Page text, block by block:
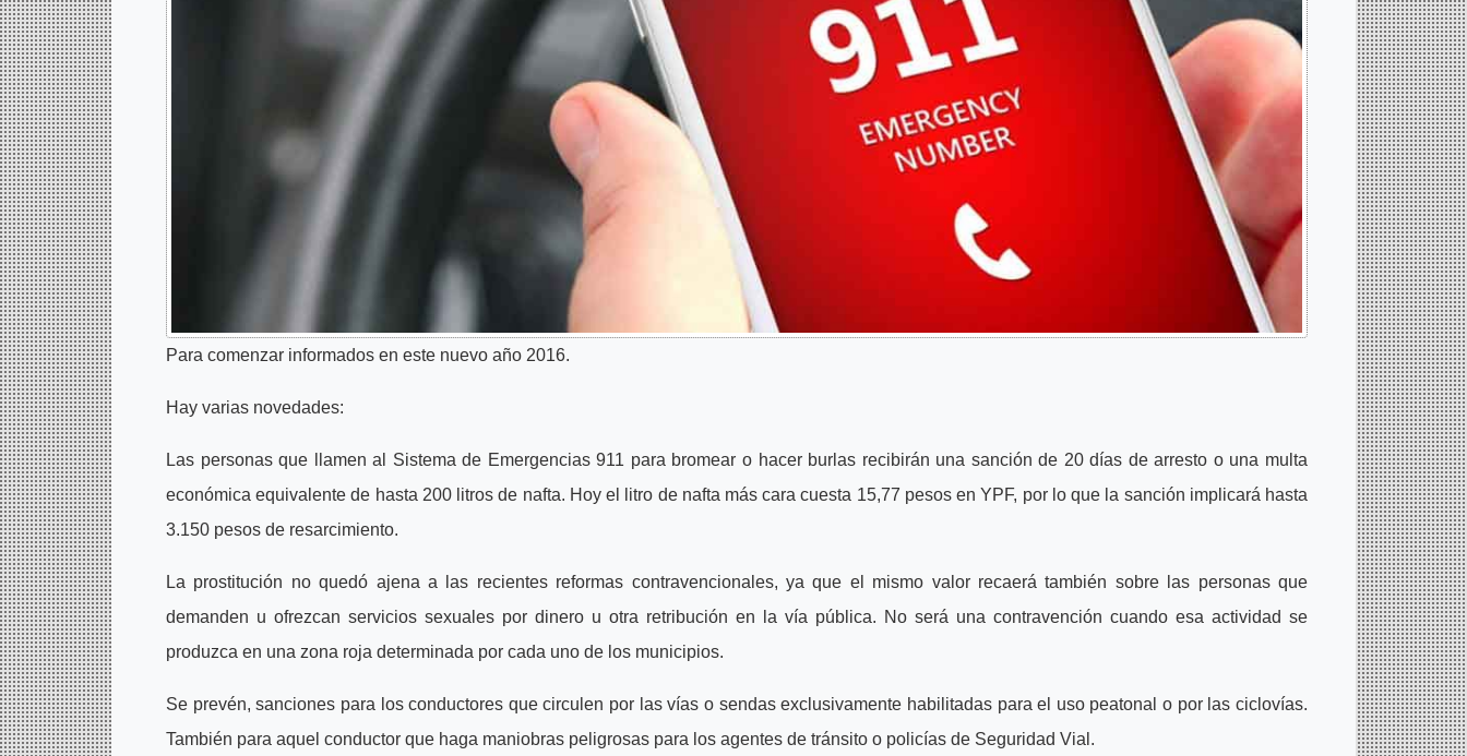
Para comenzar informados en este nuevo año 2016.
Hay varias novedades:
Las personas que llamen al Sistema de Emergencias 911 para bromear o hacer burlas recibirán una sanción de 20 días de arresto o una multa
económica equivalente de hasta 200 litros de nafta. Hoy el litro de nafta más cara cuesta 15,77 pesos en YPF, por lo que la sanción implicará hasta
3.150 pesos de resarcimiento.
La prostitución no quedó ajena a las recientes reformas contravencionales, ya que el mismo valor recaerá también sobre las personas que
demanden u ofrezcan servicios sexuales por dinero u otra retribución en la vía pública. No será una contravención cuando esa actividad se
produzca en una zona roja determinada por cada uno de los municipios.
Se prevén, sanciones para los conductores que circulen por las vías o sendas exclusivamente habilitadas para el uso peatonal o por las ciclovías.
También para aquel conductor que haga maniobras peligrosas para los agentes de tránsito o policías de Seguridad Vial.